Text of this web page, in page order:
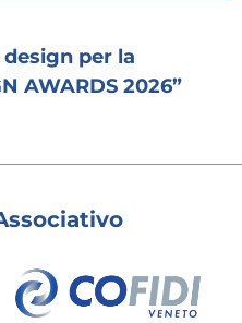
per la
AWARDS 2026”